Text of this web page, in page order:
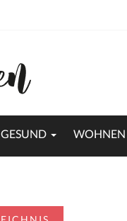
GESUND WOHNEN